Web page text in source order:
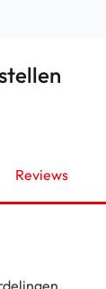
Reviews